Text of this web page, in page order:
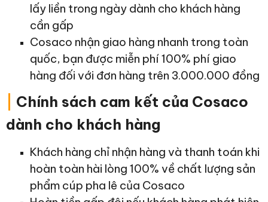
lấy liền trong ngày dành cho khách hàng
cần gấp
Cosaco nhận giao hàng nhanh trong toàn
quốc, bạn được miễn phí 100% phí giao
hàng đối với đơn hàng trên 3.000.000 đồng
Chính sách cam kết của Cosaco
dành cho khách hàng
Khách hàng chỉ nhận hàng và thanh toán khi
hoàn toàn hài lòng 100% về chất lượng sản
phẩm cúp pha lê của Cosaco